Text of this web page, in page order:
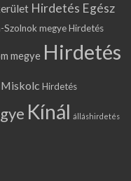
Hirdetés Egész
Szolnok megyeHirdetés
megye Hirdetés
Hirdetés
Kínál álláshirdetés